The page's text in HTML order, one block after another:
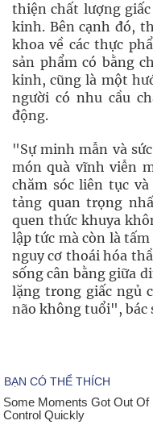
thiện chất lượng
kinh. Bên cạnh đó,
khoa về các thực
sản phẩm có bằng
kinh, cũng là một
người có nhu cầu
động.
"Sự minh mẫn và
món quà vĩnh viễn
chăm sóc liên tục
tảng quan trọng
quen thức khuya
lập tức mà còn là
nguy cơ thoái hóa
sống cân bằng giữa
lặng trong giấc ngủ
não không tuổi", bác